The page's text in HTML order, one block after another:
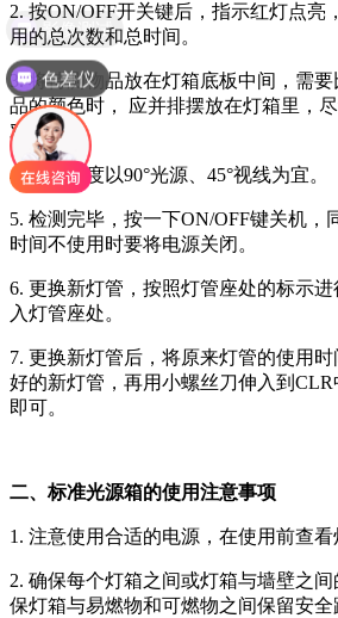
2. 按ON/OFF开关键后，指示红灯点亮
用的总次数和总时间。
3. 将待测物品放在灯箱底板中间，需
品的颜色时， 应并排摆放在灯箱里，
对。
4. 观测角度以90°光源、45°视线为宜。
5. 检测完毕，按一下ON/OFF键关机，
时间不使用时要将电源关闭。
6. 更换新灯管，按照灯管座处的标示
入灯管座处。
7. 更换新灯管后，将原来灯管的使用
好的新灯管，再用小螺丝刀伸入到
即可。
二、标准光源箱的使用注意事项
1. 注意使用合适的电源，在使用前查看
2. 确保每个灯箱之间或灯箱与墙壁之间
保灯箱与易燃物和可燃物之间保留安全
色差仪
影像测试